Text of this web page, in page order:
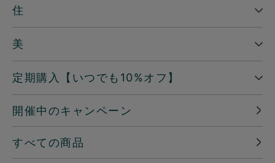
住
美
定期購入【いつでも10%オフ】
開催中のキャンペーン
すべての商品